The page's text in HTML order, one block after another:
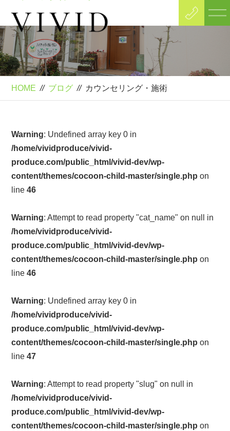
Blog
ブログ
HOME // ブログ // カウンセリング・施術
Warning: Undefined array key 0 in
/home/vividproduce/vivid-
produce.com/public_html/vivid-dev/wp-
content/themes/cocoon-child-master/single.php on
line46
Warning: Attempt to read property "cat_name" on null in
/home/vividproduce/vivid-
produce.com/public_html/vivid-dev/wp-
content/themes/cocoon-child-master/single.php on
line46
Warning: Undefined array key 0 in
/home/vividproduce/vivid-
produce.com/public_html/vivid-dev/wp-
content/themes/cocoon-child-master/single.php on
line47
Warning: Attempt to read property "slug" on null in
/home/vividproduce/vivid-
produce.com/public_html/vivid-dev/wp-
content/themes/cocoon-child-master/single.php on